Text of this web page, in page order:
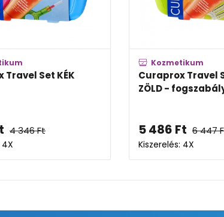
Curaprox Travel Set ORTHO
ZÖLD - fogszabályozóhoz
5 486 5